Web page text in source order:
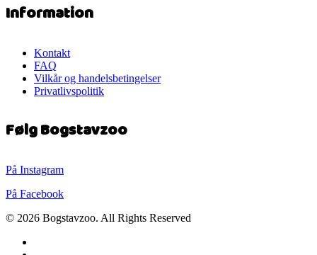
Information
Kontakt
FAQ
Vilkår og handelsbetingelser
Privatlivspolitik
Følg Bogstavzoo
På Instagram
På Facebook
© 2026 Bogstavzoo. All Rights Reserved